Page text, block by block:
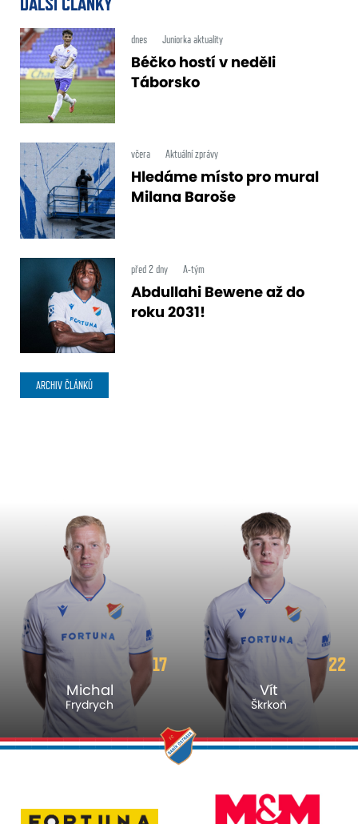
dnes Juniorka aktuality
Béčko hostí v neděli
Táborsko
včera Aktuální zprávy
Hledáme místo pro mural
Milana Baroše
před 2 dny A-tým
Abdullahi Bewene až do
roku 2031!
ARCHIV ČLÁNKŮ
17
Michal
Frydrych
22
Vít
Škrkoň